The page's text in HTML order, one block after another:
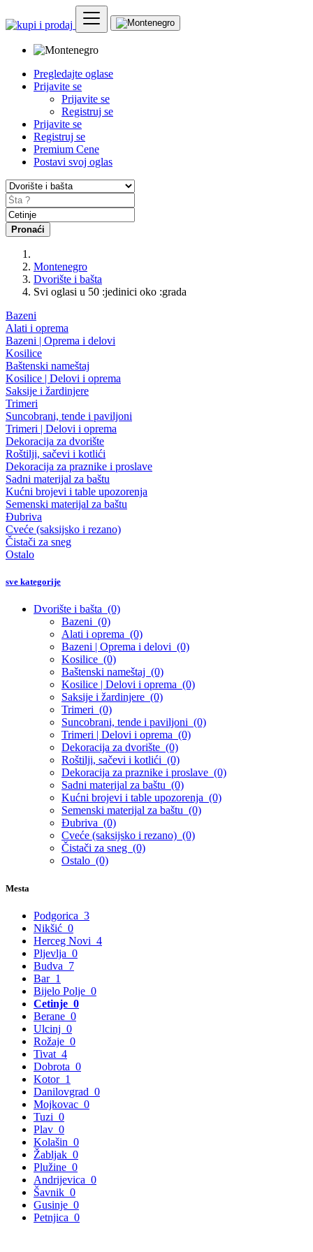
Pregledajte oglase
Prijavite se
Prijavite se
Registruj se
Prijavite se
Registruj se
Premium Cene
Postavi svoj oglas
Pronaći
Montenegro
Dvorište i bašta
Svi oglasi u 50 :jedinici oko :grada
Bazeni
Alati i oprema
Bazeni | Oprema i delovi
Kosilice
Baštenski nameštaj
Kosilice | Delovi i oprema
Saksije i žardinjere
Trimeri
Suncobrani, tende i paviljoni
Trimeri | Delovi i oprema
Dekoracija za dvorište
Roštilji, sačevi i kotlići
Dekoracija za praznike i proslave
Sadni materijal za baštu
Kućni brojevi i table upozorenja
Semenski materijal za baštu
Đubriva
Cveće (saksijsko i rezano)
Čistači za sneg
Ostalo
sve kategorije
Dvorište i bašta (0)
Bazeni (0)
Alati i oprema (0)
Bazeni | Oprema i delovi (0)
Kosilice (0)
Baštenski nameštaj (0)
Kosilice | Delovi i oprema (0)
Saksije i žardinjere (0)
Trimeri (0)
Suncobrani, tende i paviljoni (0)
Trimeri | Delovi i oprema (0)
Dekoracija za dvorište (0)
Roštilji, sačevi i kotlići (0)
Dekoracija za praznike i proslave (0)
Sadni materijal za baštu (0)
Kućni brojevi i table upozorenja (0)
Semenski materijal za baštu (0)
Đubriva (0)
Cveće (saksijsko i rezano) (0)
Čistači za sneg (0)
Ostalo (0)
Mesta
Podgorica 3
Nikšić 0
Herceg Novi 4
Pljevlja 0
Budva 7
Bar 1
Bijelo Polje 0
Cetinje 0
Berane 0
Ulcinj 0
Rožaje 0
Tivat 4
Dobrota 0
Kotor 1
Danilovgrad 0
Mojkovac 0
Tuzi 0
Plav 0
Kolašin 0
Žabljak 0
Plužine 0
Andrijevica 0
Šavnik 0
Gusinje 0
Petnjica 0